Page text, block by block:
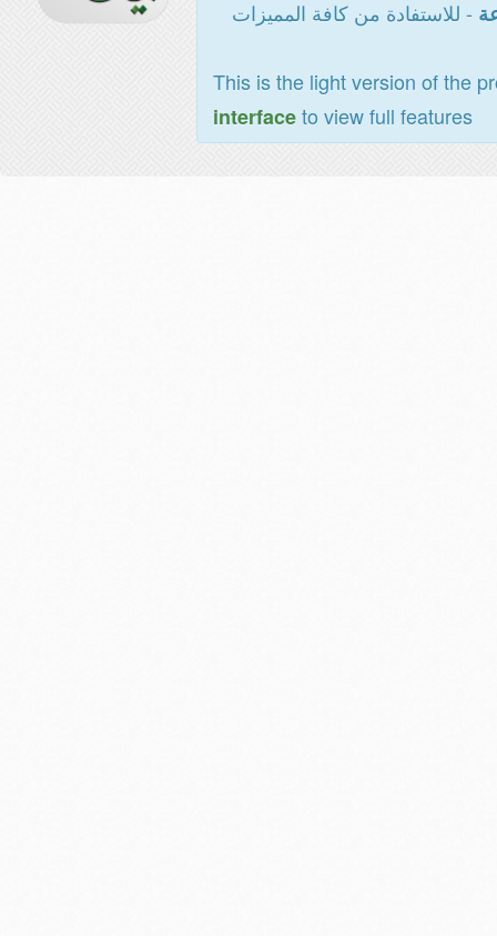
- للاستفادة من كافة المميزات
This is the light version of the
interfaceto view full features